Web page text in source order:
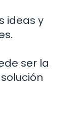
ideas y
ser la